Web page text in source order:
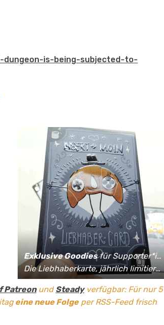
is-being-subjected-to-
Exklusive Goodiesfür Supporter*innen:
Die Liebhaberkarte, jährlich limitierte Fan-Shirts und vieles mehr!
Patreonund Steadyverfügbar: Für nur 5
eine neue Folgeper RSS-Feed frisch